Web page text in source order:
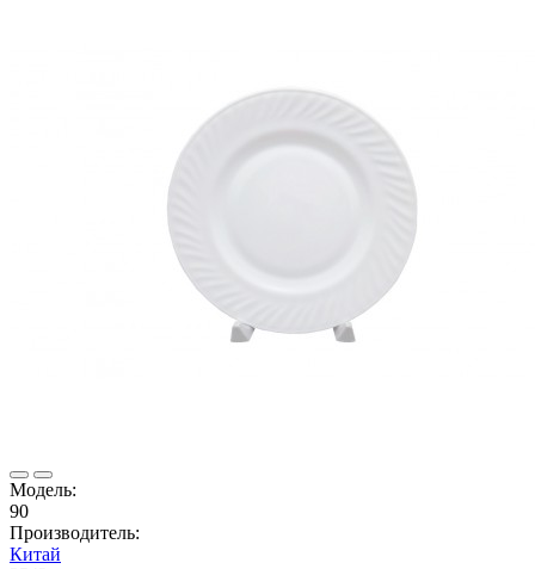
Модель:
90
Производитель:
Китай